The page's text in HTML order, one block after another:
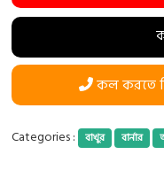
কল করতে
Categories : বাখুর বার্নার